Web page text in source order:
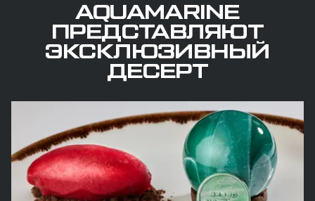
AQUAMARINE
ПРЕДСТАВЛЯЮТ
ЭКСКЛЮЗИВНЫЙ
ДЕСЕРТ